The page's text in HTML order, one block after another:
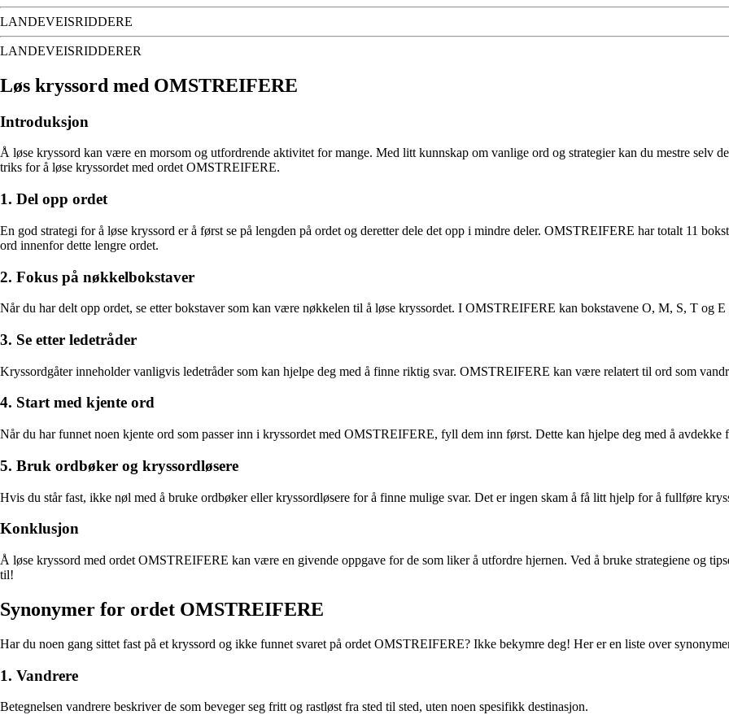
LANDEVEISRIDDERE
LANDEVEISRIDDERER
Løs kryssord med OMSTREIFERE
Introduksjon
Å løse kryssord kan være en morsom og utfordrende aktivitet for mange. Med litt kunnskap om vanlige ord og strategier kan du mestre selv
triks for å løse kryssordet med ordet OMSTREIFERE.
1. Del opp ordet
En god strategi for å løse kryssord er å først se på lengden på ordet og deretter dele det opp i mindre deler. OMSTREIFERE har totalt 11
ord innenfor dette lengre ordet.
2. Fokus på nøkkelbokstaver
Når du har delt opp ordet, se etter bokstaver som kan være nøkkelen til å løse kryssordet. I OMSTREIFERE kan bokstavene O, M, S, T og
3. Se etter ledetråder
Kryssordgåter inneholder vanligvis ledetråder som kan hjelpe deg med å finne riktig svar. OMSTREIFERE kan være relatert til ord som
4. Start med kjente ord
Når du har funnet noen kjente ord som passer inn i kryssordet med OMSTREIFERE, fyll dem inn først. Dette kan hjelpe deg med å avdekke
5. Bruk ordbøker og kryssordløsere
Hvis du står fast, ikke nøl med å bruke ordbøker eller kryssordløsere for å finne mulige svar. Det er ingen skam å få litt hjelp for å fullføre
Konklusjon
Å løse kryssord med ordet OMSTREIFERE kan være en givende oppgave for de som liker å utfordre hjernen. Ved å bruke strategiene og
til!
Synonymer for ordet OMSTREIFERE
Har du noen gang sittet fast på et kryssord og ikke funnet svaret på ordet OMSTREIFERE? Ikke bekymre deg! Her er en liste over
1. Vandrere
Betegnelsen vandrere beskriver de som beveger seg fritt og rastløst fra sted til sted, uten noen spesifikk destinasjon.